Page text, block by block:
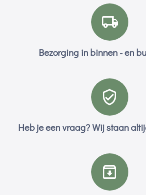
Bezorging in binnen - en
Heb je een vraag? Wij staan